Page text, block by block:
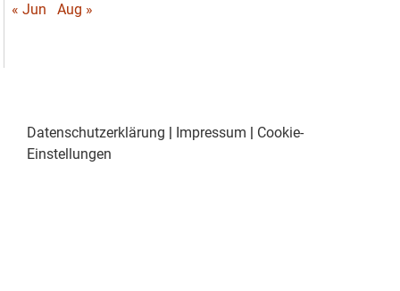
« Jun
Aug »
Datenschutzerklärung Impressum
Cookie-
Einstellungen